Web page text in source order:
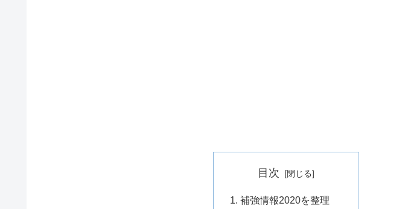
目次
補強情報2020を整理